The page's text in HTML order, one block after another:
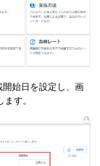
始日を設定し、画
す。